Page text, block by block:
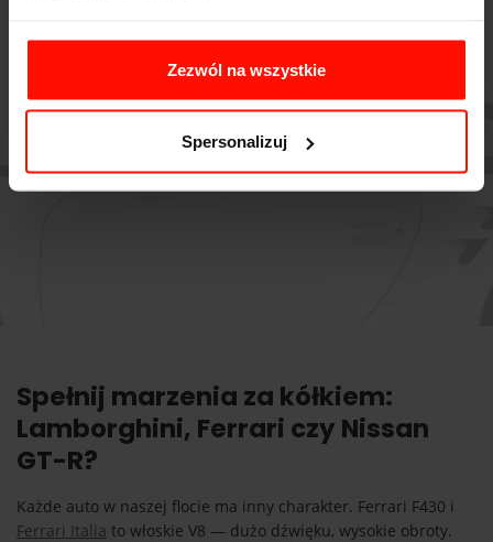
Zezwól na wszystkie
Spersonalizuj
Spełnij marzenia za kółkiem:
Lamborghini, Ferrari czy Nissan
GT-R?
Każde auto w naszej flocie ma inny charakter. Ferrari F430 i
Ferrari Italia to włoskie V8 — dużo dźwięku, wysokie obroty.